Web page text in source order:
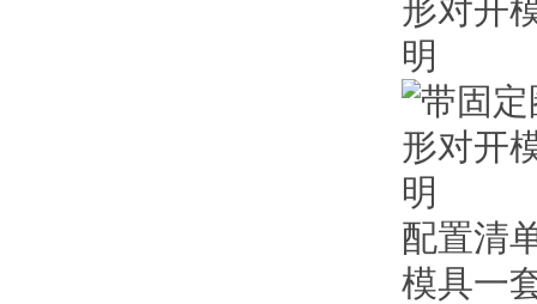
配置清
模具一